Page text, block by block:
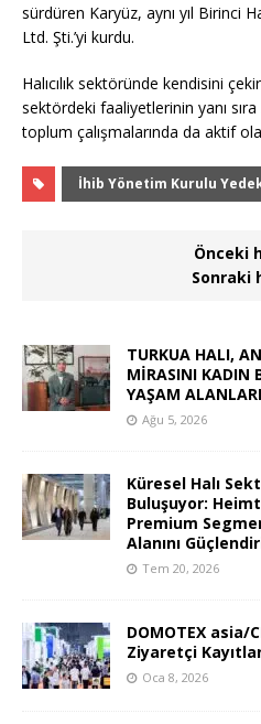
sürdüren Karyüz, aynı yıl Birinci
Ltd. Şti.’yi kurdu.
Halıcılık sektöründe kendisini
sektördeki faaliyetlerinin yanı
toplum çalışmalarında da aktif
İhib Yönetim Kurulu
Önceki
Sonraki
TURKUA HALI,
MİRASINI KADIN
YAŞAM
Ağu 5, 2026
Küresel Halı
Buluşuyor:
Premium
Alanını
Tem 20, 2026
DOMOTEX asia/
Ziyaretçi
Oca 8, 2026